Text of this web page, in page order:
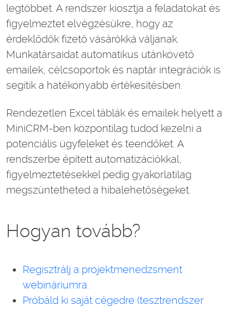
legtöbbet. A rendszer kiosztja a feladatokat és
figyelmeztet elvégzésükre, hogy az
érdeklődők fizető vásárókká váljanak.
Munkatársaidat automatikus utánkövető
emailek, célcsoportok és naptár integrációk is
segítik a hatékonyabb értékesítésben.
Rendezetlen Excel táblák és emailek helyett a
MiniCRM-ben központilag tudod kezelni a
potenciális ügyfeleket és teendőket. A
rendszerbe épített automatizációkkal,
figyelmeztetésekkel pedig gyakorlatilag
megszüntetheted a hibalehetőségeket.
Hogyan tovább?
Regisztrálj a projektmenedzsment
webináriumra.
Próbáld ki saját cégedre (tesztrendszer